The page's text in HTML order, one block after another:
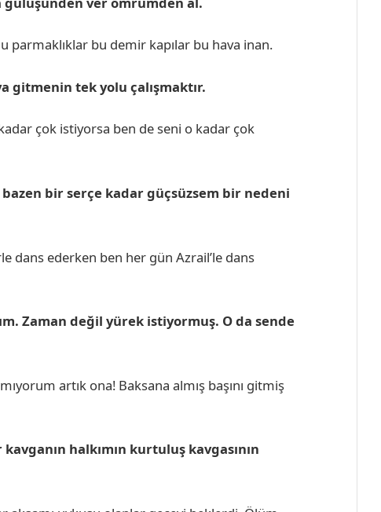
parmaklıklar bu demir kapılar bu hava inan.
gitmenin tek yolu çalışmaktır.
çok istiyorsa ben de seni o kadar çok
bir serçe kadar güçsüzsem bir nedeni
dans ederken ben her gün Azrail’le dans
Zaman değil yürek istiyormuş. O da sende
artık ona! Baksana almış başını gitmiş
halkımın kurtuluş kavgasının